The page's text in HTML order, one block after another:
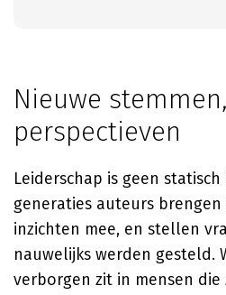
Nieuwe
perspectieven
Leiderschap is geen
generaties auteurs
inzichten mee, en stellen
nauwelijks werden gesteld.
verborgen zit in mensen